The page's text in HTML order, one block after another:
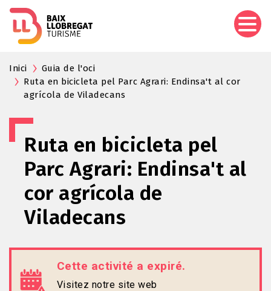
Inici
Guia de l'oci
Ruta en bicicleta pel Parc Agrari: Endinsa't al cor
agrícola de Viladecans
Ruta en bicicleta pel
Parc Agrari: Endinsa't al
cor agrícola de
Viladecans
Cette activité a expiré.
Visitez notre site web